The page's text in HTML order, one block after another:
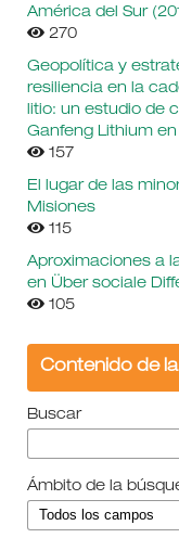
América del Sur
270
Geopolítica y
resiliencia en la
litio: un estudio de
Ganfeng Lithium
157
El lugar de las
Misiones
115
Aproximaciones a
en Über sociale
105
Contenido de
Buscar
Ámbito de la